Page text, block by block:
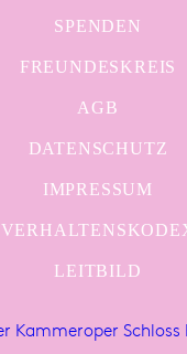
SPENDEN
FREUNDESKREIS
AGB
DATENSCHUTZ
IMPRESSUM
LEITBILD